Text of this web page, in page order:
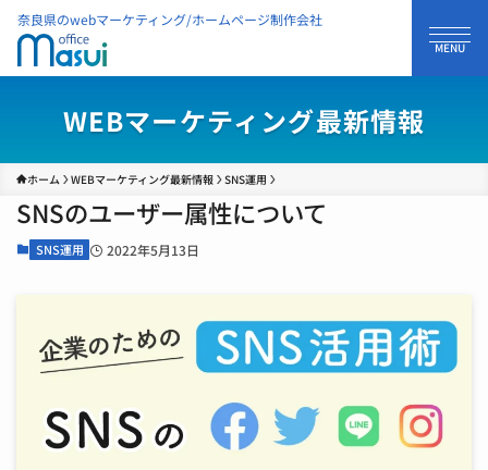
奈良県のwebマーケティング/ホームページ制作会社
WEBマーケティング最新情報
ホーム WEBマーケティング最新情報 SNS運用
SNSのユーザー属性について
SNS運用 2022年5月13日